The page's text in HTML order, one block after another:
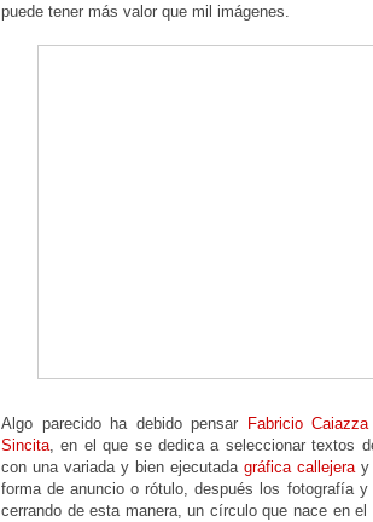
puede tener más valor que mil imágenes.
Algo parecido ha debido pensar
Fabricio
Sincita, en el que se dedica a seleccionar textos
con una variada y bien ejecutada gráfica callejeray
forma de anuncio o rótulo, después los fotografía
cerrando de esta manera, un círculo que nace en